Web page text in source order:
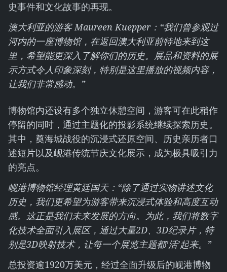
史事件和文化故事的再现。
澳大利亚的游客 Maureen Kuepper：“我们曾参观过
河内的一座博物馆，在返回澳大利亚前特地来到这
里，希望能更深入了解你们的历史。展品和资料的展
示方式令人印象深刻，特别是这里播放的视频内容，
让我们非常感动。”
博物馆内还设有多个独立休憩空间，游客可在此稍作
停留的同时，通过主题化的投影系统继续探索历史。
其中，奠海城战役的沉浸式还原空间、历史亲历者口
述短片以及岘港传统节庆文化展示，成为极具吸引力
的亮点。
岘港博物馆经理黄廷国天：“除了通过实物讲述文化
历史，我们更希望为游客带来沉浸式体验和高度互动
感。这正是我们未来发展的方向。为此，我们将数字
化技术全面引入展区，通过大量2D、3D纪录片，特
别是3D映射技术，让每一个展览主题都‘活’起来。”
总投资逾1920万美元，经过全面升级后的岘港博物